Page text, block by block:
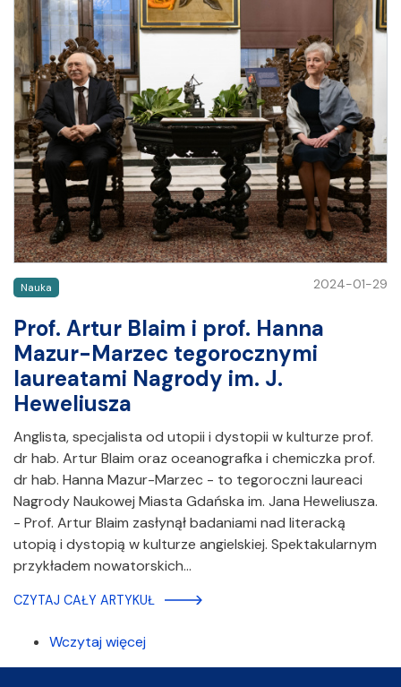
Nauka 2024-01-29
Prof. Artur Blaim i prof. Hanna
Mazur-Marzec tegorocznymi
laureatami Nagrody im. J.
Heweliusza
Anglista, specjalista od utopii i dystopii w kulturze prof.
dr hab. Artur Blaim oraz oceanografka i chemiczka prof.
dr hab. Hanna Mazur-Marzec - to tegoroczni laureaci
Nagrody Naukowej Miasta Gdańska im. Jana Heweliusza.
- Prof. Artur Blaim zasłynął badaniami nad literacką
utopią i dystopią w kulturze angielskiej. Spektakularnym
przykładem nowatorskich…
CZYTAJ CAŁY ARTYKUŁ
Wczytaj więcej